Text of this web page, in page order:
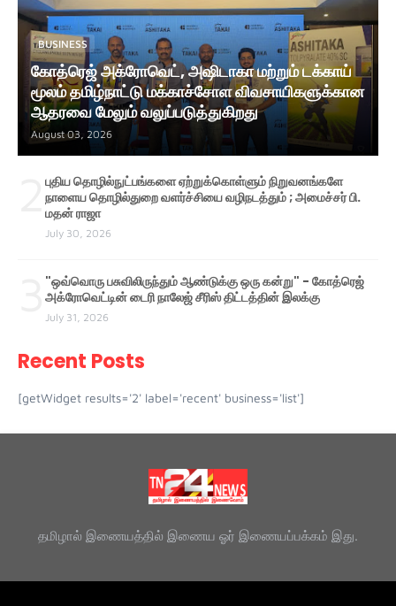
BUSINESS
கோத்ரெஜ் அக்ரோவெட், அஷிடாகா மற்றும் டக்காய்
மூலம் தமிழ்நாட்டு மக்காச்சோள விவசாயிகளுக்கான
ஆதரவை மேலும் வலுப்படுத்துகிறது
August 03, 2026
புதிய தொழில்நுட்பங்களை ஏற்றுக்கொள்ளும் நிறுவனங்களே
நாளைய தொழில்துறை வளர்ச்சியை வழிநடத்தும் ; அமைச்சர் பி.
மதன் ராஜா
July 30, 2026
"ஒவ்வொரு பசுவிலிருந்தும் ஆண்டுக்கு ஒரு கன்று" - கோத்ரெஜ்
அக்ரோவெட்டின் டைரி நாலேஜ் சீரிஸ் திட்டத்தின் இலக்கு
July 31, 2026
Recent Posts
[getWidget results='2' label='recent' business='list']
தமிழால் இணையத்தில் இணைய ஓர் இணையப்பக்கம் இது.